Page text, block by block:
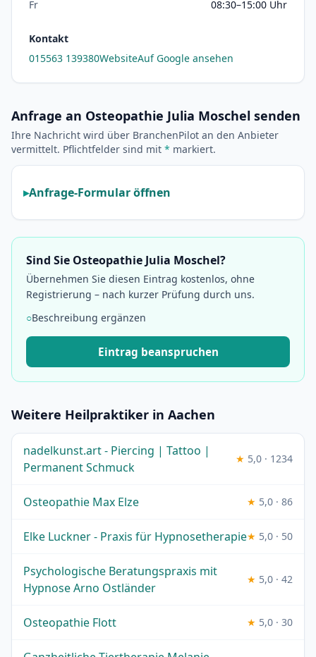
Fr
08:30–15:00 Uhr
Kontakt
015563 139380WebsiteAuf Google ansehen
Anfrage an Osteopathie Julia Moschel senden
Ihre Nachricht wird über BranchenPilot an den Anbieter
vermittelt. Pflichtfelder sind mit * markiert.
Anfrage-Formular öffnen
Sind Sie Osteopathie Julia Moschel?
Übernehmen Sie diesen Eintrag kostenlos, ohne
Registrierung – nach kurzer Prüfung durch uns.
○Beschreibung ergänzen
Eintrag beanspruchen
Weitere Heilpraktiker in Aachen
nadelkunst.art - Piercing | Tattoo |
Permanent Schmuck
★ 5,0 · 1234
Osteopathie Max Elze ★ 5,0 · 86
Elke Luckner - Praxis für Hypnosetherapie★ 5,0 · 50
Psychologische Beratungspraxis mit
Hypnose Arno Ostländer
★ 5,0 · 42
Osteopathie Flott ★ 5,0 · 30